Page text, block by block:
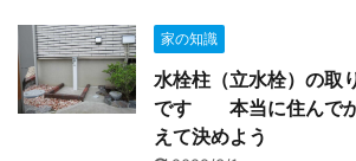
家の知識
水栓柱（立水栓）の取
です 本当に住んでか
えて決めよう